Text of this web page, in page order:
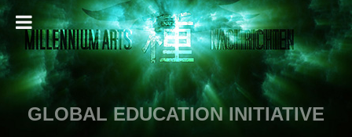
GLOBAL EDUCATION INITIATIVE